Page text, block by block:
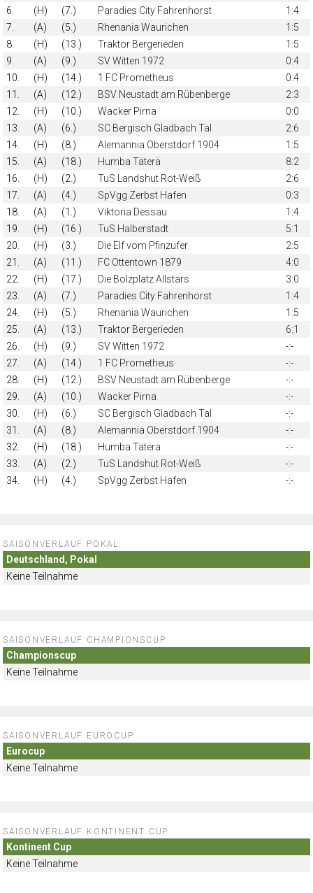
6.
(H) (7.) Paradies City Fahrenhorst
1:4
7.
(A) (5.) Rhenania Waurichen
1:5
8.
(H) (13.) Traktor Bergerieden
1:5
9.
(A) (9.) SV Witten 1972
0:4
10.
(H) (14.) 1 FC Prometheus
0:4
11.
(A) (12.) BSV Neustadt am Rübenberge
2:3
12.
(H) (10.) Wacker Pirna
0:0
13.
(A) (6.) SC Bergisch Gladbach Tal
2:6
14.
(H) (8.) Alemannia Oberstdorf 1904
1:5
15.
(A) (18.) Humba Täterä
8:2
16.
(H) (2.) TuS Landshut Rot-Weiß
2:6
17.
(A) (4.) SpVgg Zerbst Hafen
0:3
18.
(A) (1.) Viktoria Dessau
1:4
19.
(H) (16.) TuS Halberstadt
5:1
20.
(H) (3.) Die Elf vom Pfinzufer
2:5
21.
(A) (11.) FC Ottentown 1879
4:0
22.
(H) (17.) Die Bolzplatz Allstars
3:0
23.
(A) (7.) Paradies City Fahrenhorst
1:4
24.
(H) (5.) Rhenania Waurichen
1:5
25.
(A) (13.) Traktor Bergerieden
6:1
26.
(H) (9.) SV Witten 1972
-:-
27.
(A) (14.) 1 FC Prometheus
-:-
28.
(H) (12.) BSV Neustadt am Rübenberge
-:-
29.
(A) (10.) Wacker Pirna
-:-
30.
(H) (6.) SC Bergisch Gladbach Tal
-:-
31.
(A) (8.) Alemannia Oberstdorf 1904
-:-
32.
(H) (18.) Humba Täterä
-:-
33.
(A) (2.) TuS Landshut Rot-Weiß
-:-
34.
(H) (4.) SpVgg Zerbst Hafen -:-
SAISONVERLAUF POKAL:
Deutschland, Pokal
Keine Teilnahme
SAISONVERLAUF CHAMPIONSCUP
Championscup
Keine Teilnahme
SAISONVERLAUF EUROCUP
Eurocup
Keine Teilnahme
SAISONVERLAUF KONTINENT CUP
Kontinent Cup
Keine Teilnahme